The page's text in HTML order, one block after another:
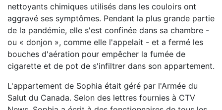
nettoyants chimiques utilisés dans les couloirs ont
aggravé ses symptômes. Pendant la plus grande partie
de la pandémie, elle s'est confinée dans sa chambre -
ou « donjon », comme elle l'appelait - et a fermé les
bouches d'aération pour empêcher la fumée de
cigarette et de pot de s'infiltrer dans son appartement.
L'appartement de Sophia était géré par l'Armée du
Salut du Canada. Selon des lettres fournies à CTV